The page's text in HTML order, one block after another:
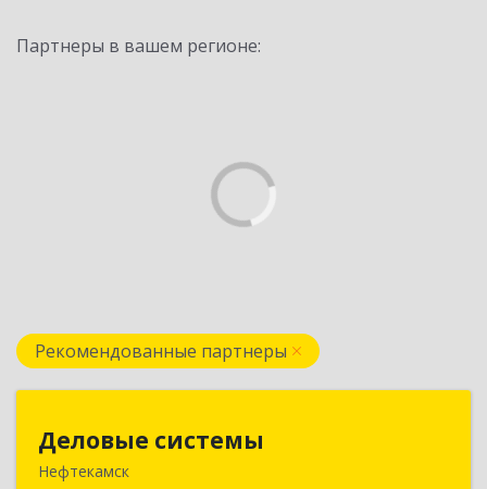
Партнеры в вашем регионе:
Рекомендованные партнеры
Деловые системы
Нефтекамск452689, Башкортостан Респ, Нефтекамск г,